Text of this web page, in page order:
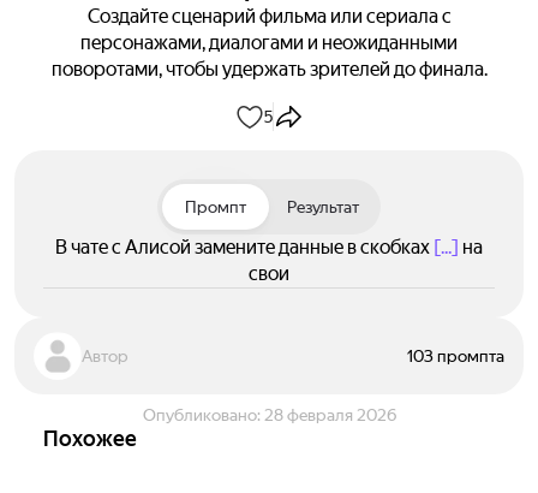
Создайте сценарий фильма или сериала с
персонажами, диалогами и неожиданными
поворотами, чтобы удержать зрителей до финала.
5
Промпт Результат
В чате с Алисой замените данные в скобках [...] на
свои
Автор 103 промпта
Опубликовано: 28 февраля 2026
Похожее